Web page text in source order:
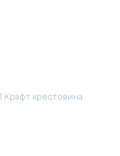
Крафт крестовина